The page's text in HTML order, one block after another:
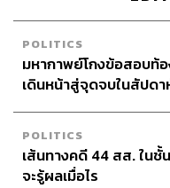
Karl Lagerfeld กับเคล็
ดีไซเนอร์ระดับโลกก็ต้
แม้วิธีนี้จะดูโหด และปร
อร์เฟลด์ ออกงาน มันก็ดูไ
นอาหารแค่ 3 อย่าง คือ
ตุ๋น (steamed apple) แ
ความคิดที่ว่าเขาไม่ได้ได
POLITICS
มหากาพย์โกงข้อสอบท้
เดินหน้าสู่จุดจบในสัปด
POLITICS
เส้นทางคดี 44 สส. ในชั้
จะรู้ผลเมื่อไร